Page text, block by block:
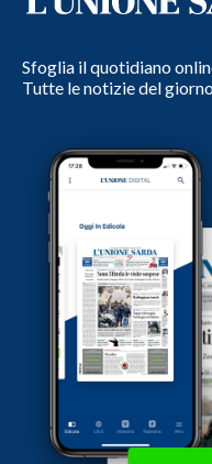
Sfoglia il quotidiano
Tutte le notizie del